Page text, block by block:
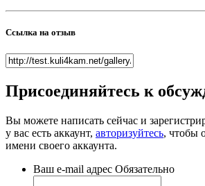
Ссылка на отзыв
Присоединяйтесь к
Вы можете написать сейчас и
у вас есть аккаунт, авторизуйтесь, чтобы
имени своего аккаунта.
Ваш e-mail адрес Обязательно